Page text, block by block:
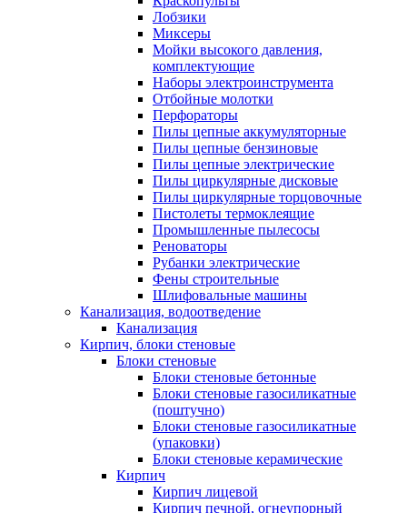
Лобзики
Миксеры
Мойки высокого давления,
комплектующие
Наборы электроинструмента
Отбойные молотки
Перфораторы
Пилы цепные аккумуляторные
Пилы цепные бензиновые
Пилы цепные электрические
Пилы циркулярные дисковые
Пилы циркулярные торцовочные
Пистолеты термоклеящие
Промышленные пылесосы
Реноваторы
Рубанки электрические
Фены строительные
Шлифовальные машины
Канализация, водоотведение
Канализация
Кирпич, блоки стеновые
Блоки стеновые
Блоки стеновые бетонные
Блоки стеновые газосиликатные
(поштучно)
Блоки стеновые газосиликатные
(упаковки)
Блоки стеновые керамические
Кирпич
Кирпич лицевой
Кирпич печной, огнеупорный